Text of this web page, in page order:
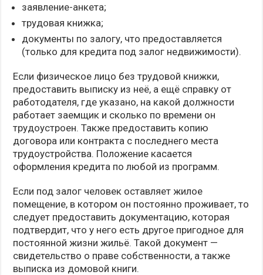
заявление-анкета;
трудовая книжка;
документы по залогу, что предоставляется
(только для кредита под залог недвижимости).
Если физическое лицо без трудовой книжки,
предоставить выписку из неё, а ещё справку от
работодателя, где указано, на какой должности
работает заемщик и сколько по времени он
трудоустроен. Также предоставить копию
договора или контракта с последнего места
трудоустройства. Положение касается
оформления кредита по любой из программ.
Если под залог человек оставляет жилое
помещение, в котором он постоянно проживает, то
следует предоставить документацию, которая
подтвердит, что у него есть другое пригодное для
постоянной жизни жильё. Такой документ —
свидетельство о праве собственности, а также
выписка из домовой книги.